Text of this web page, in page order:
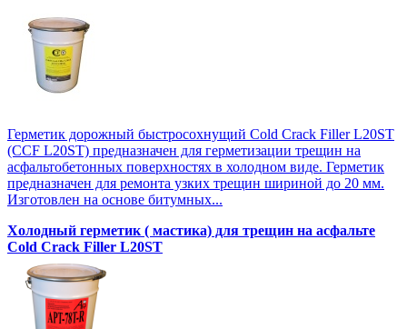
Герметик дорожный быстросохнущий Cold Crack Filler L20SТ
(CCF L20SТ) предназначен для герметизации трещин на
асфальтобетонных поверхностях в холодном виде. Герметик
предназначен для ремонта узких трещин шириной до 20 мм.
Изготовлен на основе битумных...
Холодный герметик ( мастика) для трещин на асфальте
Cold Crack Filler L20SТ